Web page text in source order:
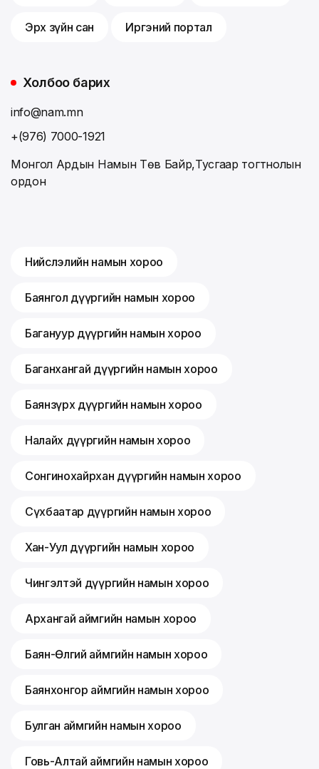
Эрх зүйн сан Иргэний портал
Холбоо барих
info@nam.mn
+(976) 7000-1921
Монгол Ардын Намын Төв Байр,Тусгаар тогтнолын
ордон
Нийслэлийн намын хороо
Баянгол дүүргийн намын хороо
Багануур дүүргийн намын хороо
Баганхангай дүүргийн намын хороо
Баянзүрх дүүргийн намын хороо
Налайх дүүргийн намын хороо
Сонгинохайрхан дүүргийн намын хороо
Сүхбаатар дүүргийн намын хороо
Хан-Уул дүүргийн намын хороо
Чингэлтэй дүүргийн намын хороо
Архангай аймгийн намын хороо
Баян-Өлгий аймгийн намын хороо
Баянхонгор аймгийн намын хороо
Булган аймгийн намын хороо
Говь-Алтай аймгийн намын хороо